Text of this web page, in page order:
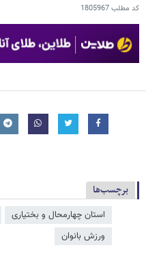
کد مطلب1805967
برچسب‌ها
استان چهارمحال و بختیاری
ورزش بانوان